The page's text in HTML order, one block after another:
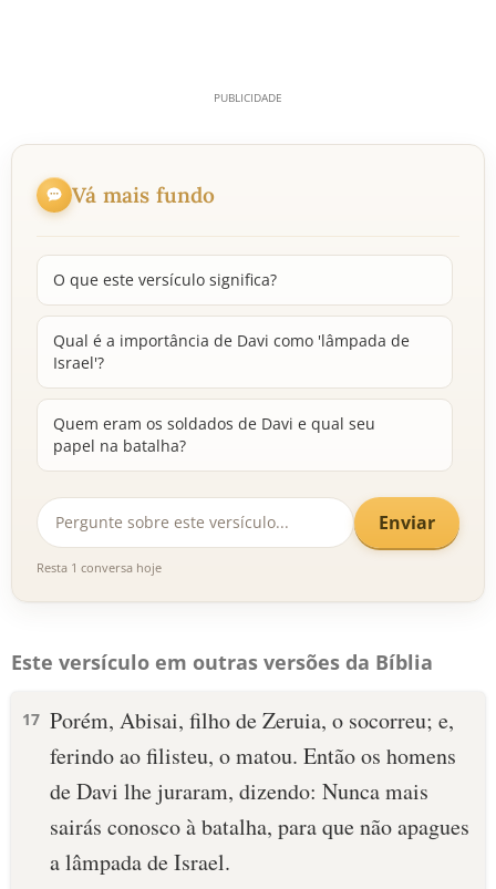
Vá mais fundo
O que este versículo significa?
Qual é a importância de Davi como 'lâmpada de
Israel'?
Quem eram os soldados de Davi e qual seu
papel na batalha?
Enviar
Resta 1 conversa hoje
Este versículo em outras versões da Bíblia
17 Porém, Abisai, filho de Zeruia, o socorreu; e,
ferindo ao filisteu, o matou. Então os homens
de Davi lhe juraram, dizendo: Nunca mais
sairás conosco à batalha, para que não apagues
a lâmpada de Israel.